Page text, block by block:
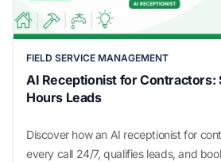
FIELD SERVICE MANAGEMENT
AI Receptionist for Contractors:
Hours Leads
Discover how an AI receptionist for
every call 24/7, qualifies leads, and